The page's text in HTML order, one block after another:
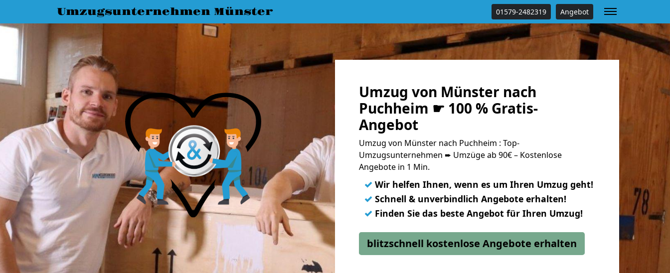
Umzugsunternehmen Münster 01579-2482319 Angebot
Umzug von Münster nach
Puchheim ☛ 100 % Gratis-
Angebot
Umzug von Münster nach Puchheim : Top-
Umzugsunternehmen ➨ Umzüge ab 90€ – Kostenlose
Angebote in 1 Min.
✓ Wir helfen Ihnen, wenn es um Ihren Umzug geht!
✓ Schnell & unverbindlich Angebote erhalten!
✓ Finden Sie das beste Angebot für Ihren Umzug!
blitzschnell kostenlose Angebote erhalten